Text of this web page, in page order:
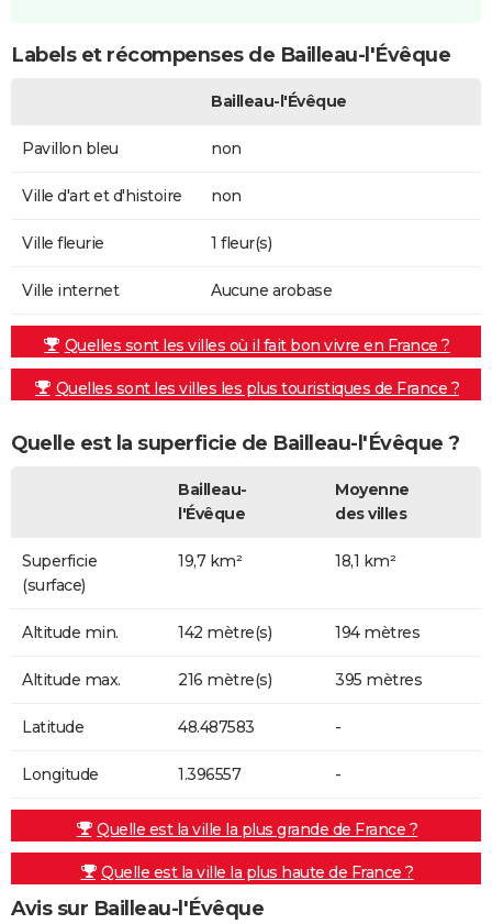
Labels et récompenses de Bailleau-l'Évêque
Bailleau-l'Évêque
Pavillon bleu non
Ville d'art et d'histoire non
Ville fleurie 1 fleur(s)
Ville internet Aucune arobase
Quelles sont les villes où il fait bon vivre en France ?
Quelles sont les villes les plus touristiques de France ?
Quelle est la superficie de Bailleau-l'Évêque ?
Bailleau-
l'Évêque
Moyenne
des villes
Superficie
(surface)
19,7 km² 18,1 km²
Altitude min. 142 mètre(s) 194 mètres
Altitude max. 216 mètre(s) 395 mètres
Latitude 48.487583 -
Longitude 1.396557 -
Quelle est la ville la plus grande de France ?
Quelle est la ville la plus haute de France ?
Avis sur Bailleau-l'Évêque